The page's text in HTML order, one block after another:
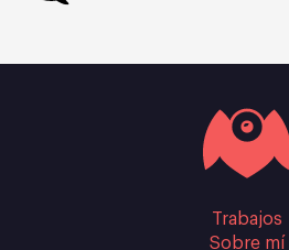
Trabajos
Sobre mí